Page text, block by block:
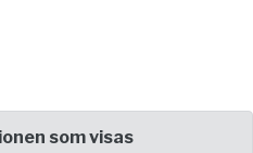
som visas